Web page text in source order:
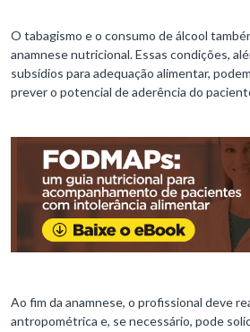
O tabagismo e o consumo de álcool
anamnese nutricional. Essas condições,
subsídios para adequação alimentar,
prever o potencial de aderência do
Ao fim da anamnese, o profissional deve
antropométrica e, se necessário, pode